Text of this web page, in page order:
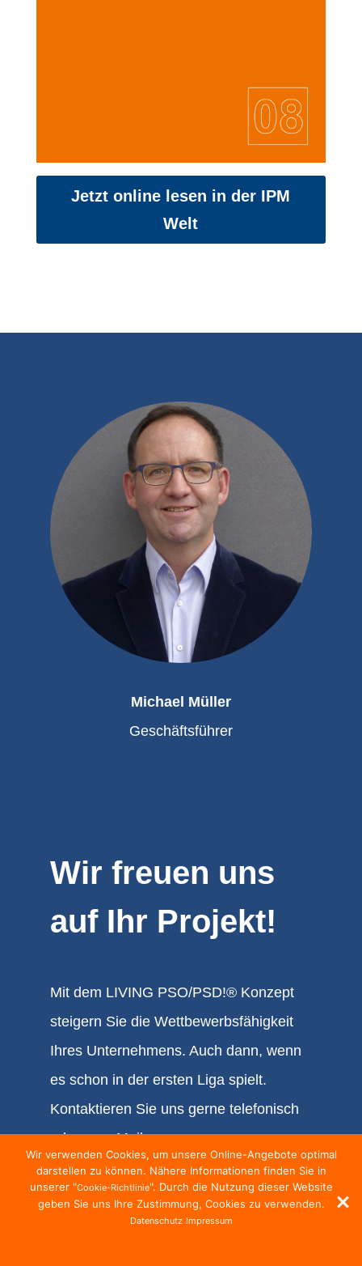
Jetzt online lesen in der IPM
Welt
Michael Müller
Geschäftsführer
Wir freuen uns
auf Ihr Projekt!
Mit dem LIVING PSO/PSD!® Konzept
steigern Sie die Wettbewerbsfähigkeit
Ihres Unternehmens. Auch dann, wenn
es schon in der ersten Liga spielt.
Kontaktieren Sie uns gerne telefonisch
oder per eMail.
T+49 2574.887880
info@ipm-print.de
Wir verwenden Cookies, um unsere Online-Angebote optimal
darstellen zu können. Nähere Informationen finden Sie in
unserer "Cookie-Richtlinie". Durch die Nutzung dieser Website
geben Sie uns Ihre Zustimmung, Cookies zu verwenden.
Datenschutz Impressum